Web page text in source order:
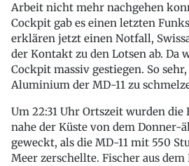
Arbeit nicht mehr nachgehen
Cockpit gab es einen letzten
erklären jetzt einen Notfall,
der Kontakt zu den Lotsen ab. Da
Cockpit massiv gestiegen. So
Aluminium der MD-11 zu
Um 22:31 Uhr Ortszeit wurden
nahe der Küste von dem Donner-
geweckt, als die MD-11 mit 550
Meer zerschellte. Fischer aus dem